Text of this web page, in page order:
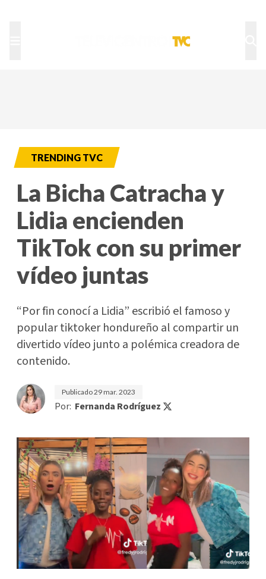
TRENDING TVC
La Bicha Catracha y
Lidia encienden
TikTok con su primer
vídeo juntas
“Por fin conocí a Lidia” escribió el famoso y
popular tiktoker hondureño al compartir un
divertido vídeo junto a polémica creadora de
contenido.
Publicado29 mar. 2023
Por: Fernanda Rodríguez